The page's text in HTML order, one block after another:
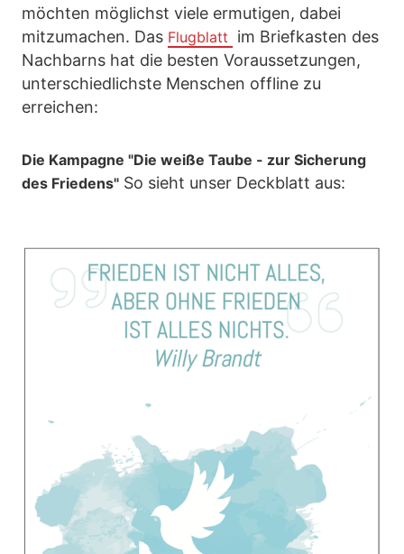
möchten möglichst viele ermutigen, dabei
mitzumachen. Das Flugblatt im Briefkasten des
Nachbarns hat die besten Voraussetzungen,
unterschiedlichste Menschen offline zu
erreichen:
Die Kampagne "Die weiße Taube - zur Sicherung
des Friedens" So sieht unser Deckblatt aus: